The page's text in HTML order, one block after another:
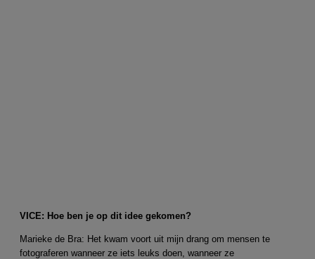
VICE: Hoe ben je op dit idee gekomen?
Marieke de Bra: Het kwam voort uit mijn drang om mensen te
fotograferen wanneer ze iets leuks doen, wanneer ze